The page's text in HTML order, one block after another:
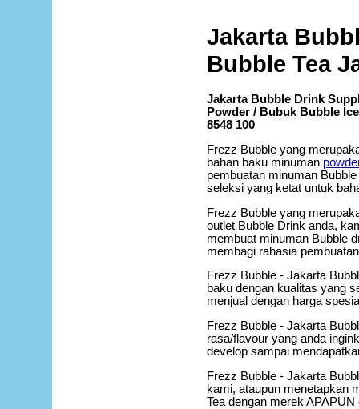
Jakarta
Bubble Tea
Jakarta Bubble Drink
Powder / Bubuk Bubble
8548 100
Frezz Bubble yang
bahan baku minuman
pembuatan minuman
seleksi yang ketat untuk
Frezz Bubble yang
outlet Bubble Drink anda,
membuat minuman Bubble
membagi rahasia
Frezz Bubble - Jakarta
baku dengan kualitas yang
menjual dengan harga
Frezz Bubble - Jakarta
rasa/flavour yang anda
develop sampai
Frezz Bubble - Jakarta
kami, ataupun menetapkan
Tea dengan merek